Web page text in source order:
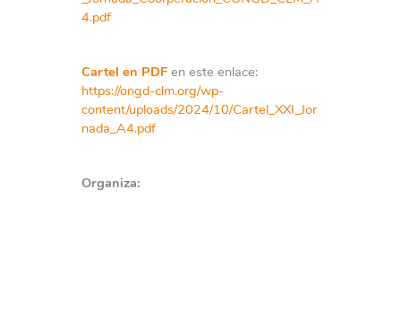
4.pdf
Cartel en PDFen este enlace:
https://ongd-clm.org/wp-
content/uploads/2024/10/Cartel_XXI_Jor
nada_A4.pdf
Organiza: